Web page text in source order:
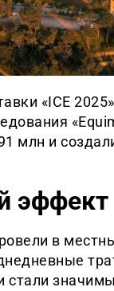
«ICE
млн и
в
стали